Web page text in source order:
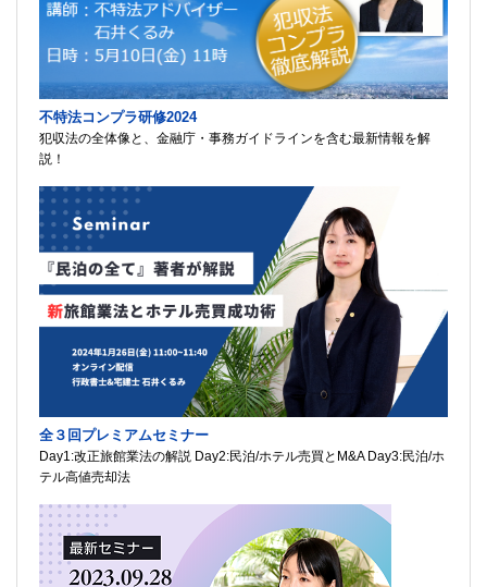
不特法コンプラ研修2024
犯収法の全体像と、金融庁・事務ガイドラインを含む最新情報を解
説！
全３回プレミアムセミナー
Day1:改正旅館業法の解説 Day2:民泊/ホテル売買とM&A Day3:民泊/ホ
テル高値売却法